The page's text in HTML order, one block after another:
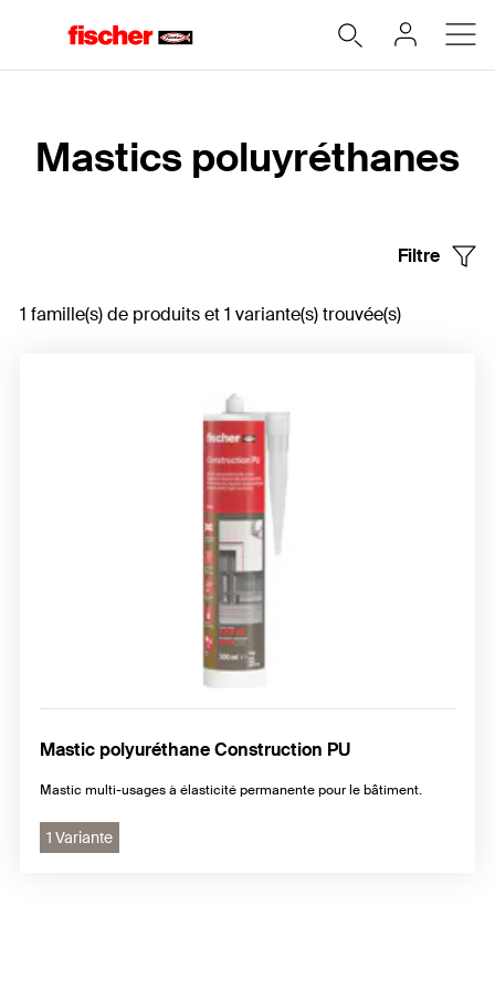
Mastics poluyréthanes
Filtre
1 famille(s) de produits et 1 variante(s) trouvée(s)
Mastic polyuréthane Construction PU
Mastic multi-usages à élasticité permanente pour le bâtiment.
1 Variante